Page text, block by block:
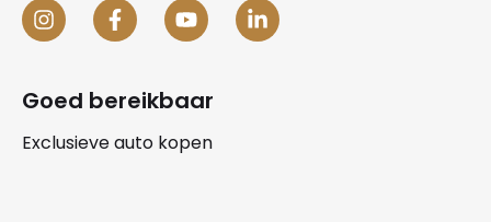
Goed bereikbaar
Exclusieve auto kopen